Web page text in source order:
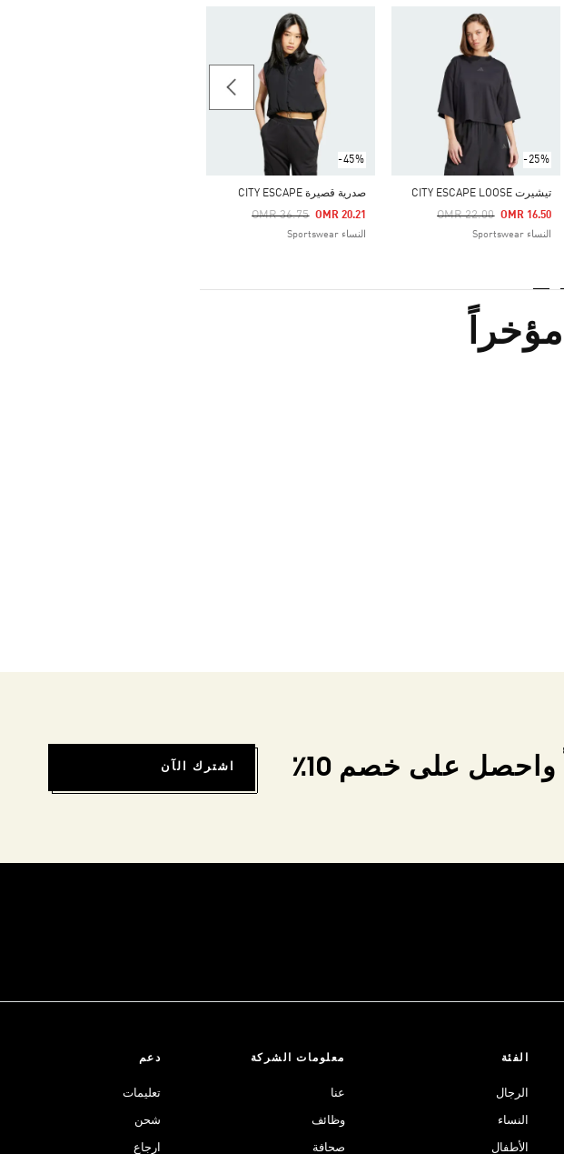
-25%
تيشيرت CITY ESCAPE LOOSE
Price Reduced From
OMR 22.00
To OMR 16.50
النساء Sportswear
-45%
صدرية قصيرة CITY ESCAPE
Price Reduced From
OMR 36.75
To OMR 20.21
النساء Sportswear
Price Reduced From
على خصم 10٪ اشترك الآن
الفئة
الرجال
النساء
الأطفال
معلومات الشركة
عنا
وظائف
صحافة
دعم
تعليمات
شحن
ارجاع